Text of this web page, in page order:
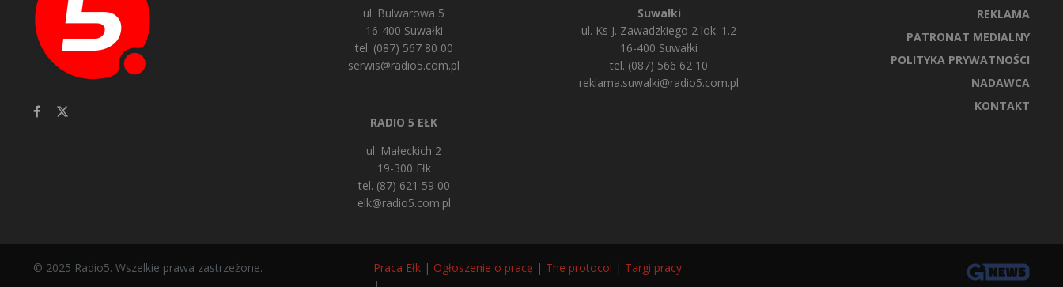
ul. Bulwarowa 5
16-400 Suwałki
tel. (087) 567 80 00
serwis@radio5.com.pl
RADIO 5 EŁK
ul. Małeckich 2
19-300 Ełk
tel. (87) 621 59 00
elk@radio5.com.pl
Suwałki
ul. Ks J. Zawadzkiego 2 lok. 1.2
16-400 Suwałki
tel. (087) 566 62 10
reklama.suwalki@radio5.com.pl
REKLAMA
PATRONAT MEDIALNY
POLITYKA PRYWATNOŚCI
NADAWCA
KONTAKT
© 2025 Radio5. Wszelkie prawa zastrzeżone. Praca Ełk | Ogłoszenie o pracę | The protocol | Targi pracy